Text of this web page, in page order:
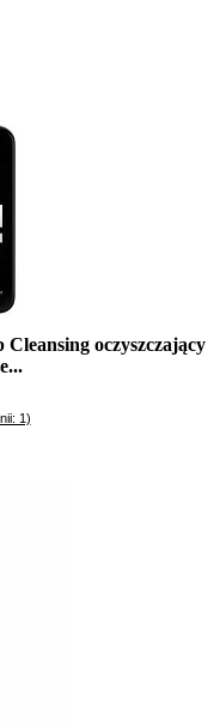
oczyszczający
1)